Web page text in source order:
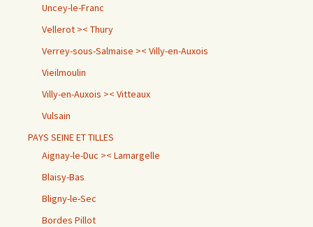
Uncey-le-Franc
Vellerot >< Thury
Verrey-sous-Salmaise >< Villy-en-Auxois
Vieilmoulin
Villy-en-Auxois >< Vitteaux
Vulsain
PAYS SEINE ET TILLES
Aignay-le-Duc >< Lamargelle
Blaisy-Bas
Bligny-le-Sec
Bordes Pillot